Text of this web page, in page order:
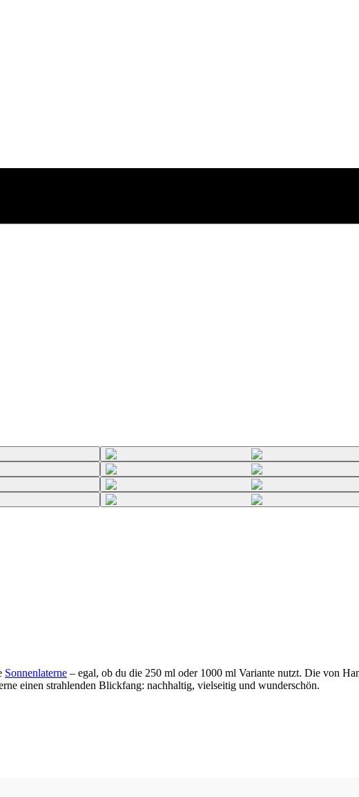
Sonnenlaterne – egal, ob du die 250 ml oder 1000 ml Variante nutzt. Die von
einen strahlenden Blickfang: nachhaltig, vielseitig und wunderschön.